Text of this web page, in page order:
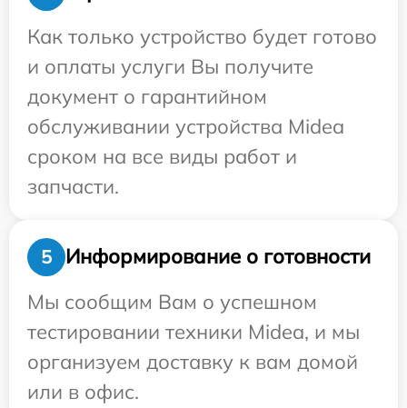
Как только устройство будет готово
и оплаты услуги Вы получите
документ о гарантийном
обслуживании устройства Midea
сроком на все виды работ и
запчасти.
5
Информирование о готовности
Мы сообщим Вам о успешном
тестировании техники Midea, и мы
организуем доставку к вам домой
или в офис.